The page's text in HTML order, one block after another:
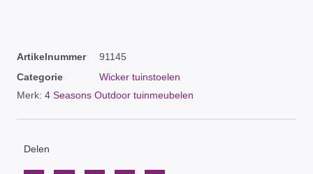
Artikelnummer
91145
Categorie
Wicker tuinstoelen
Merk: 4 Seasons Outdoor tuinmeubelen
Delen